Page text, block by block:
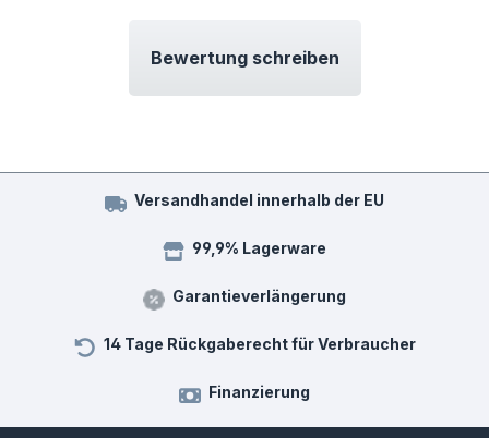
Bewertung schreiben
Versandhandel innerhalb der EU
99,9% Lagerware
Garantieverlängerung
14 Tage Rückgaberecht für Verbraucher
Finanzierung